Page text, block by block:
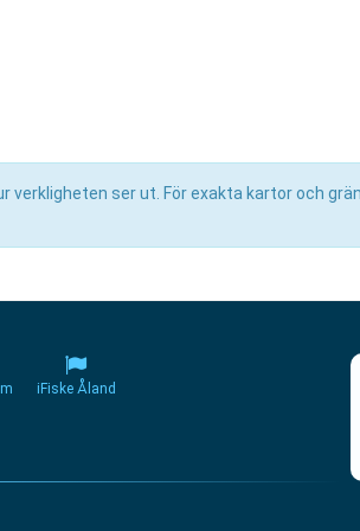
verkligheten ser ut. För exakta kartor och
iFiske Åland